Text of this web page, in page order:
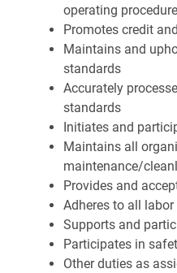
operating
Promotes credit
Maintains and
standards
Accurately
standards
Initiates and
Maintains all
maintenance/
Provides and
Adheres to all
Supports and
Participates in
Other duties as